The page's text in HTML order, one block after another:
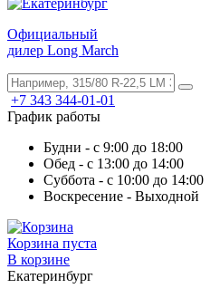
Официальный
дилер Long March
+7 343 344-01-01
График работы
Будни - с 9:00 до 18:00
Обед - с 13:00 до 14:00
Суббота - с 10:00 до 14:00
Воскресение - Выходной
Корзина пуста
В корзине
Екатеринбург